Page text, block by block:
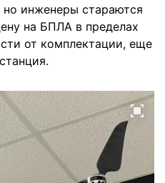
но инженеры стараются
на БПЛА в пределах
от комплектации, еще